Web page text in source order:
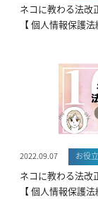
ネコに教わる法改
【 個人情報保護法
2022.09.07 お役
ネコに教わる法改
【 個人情報保護法